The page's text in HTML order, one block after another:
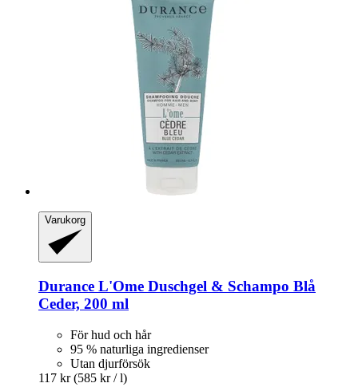
Varukorg
Durance L'Ome Duschgel & Schampo Blå
Ceder, 200 ml
För hud och hår
95 % naturliga ingredienser
Utan djurförsök
117 kr (585 kr / l)